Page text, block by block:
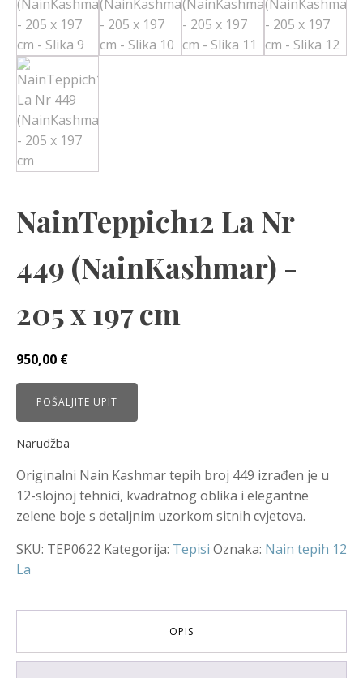
NainTeppich12 La Nr
449 (NainKashmar) -
205 x 197 cm
950,00 €
POŠALJITE UPIT
Narudžba
Originalni Nain Kashmar tepih broj 449 izrađen je u
12-slojnoj tehnici, kvadratnog oblika i elegantne
zelene boje s detaljnim uzorkom sitnih cvjetova.
SKU: TEP0622 Kategorija: Tepisi Oznaka: Nain tepih 12
La
OPIS